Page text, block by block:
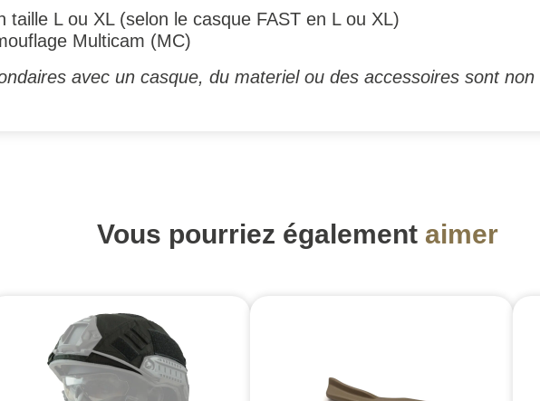
taille L ou XL (selon le casque FAST en L ou XL)
Multicam (MC)
avec un casque, du materiel ou des accessoires sont
Vous pourriez également aimer